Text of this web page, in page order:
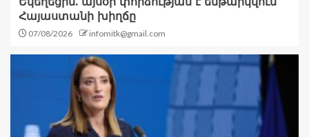
Հայաստանի խիղճը
07/08/2026 infomitk@gmail.com